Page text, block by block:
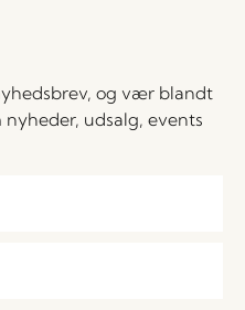
og vær blandt
udsalg, events